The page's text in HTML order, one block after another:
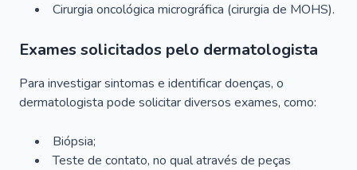
Cirurgia oncológica micrográfica (cirurgia de MOHS).
Exames solicitados pelo dermatologista
Para investigar sintomas e identificar doenças, o
dermatologista pode solicitar diversos exames, como:
Biópsia;
Teste de contato, no qual através de peças